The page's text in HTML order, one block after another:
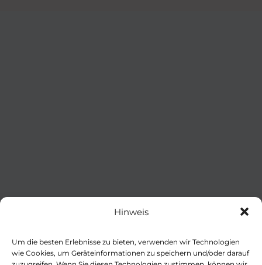
Hinweis
Um die besten Erlebnisse zu bieten, verwenden wir Technologien
wie Cookies, um Geräteinformationen zu speichern und/oder darauf